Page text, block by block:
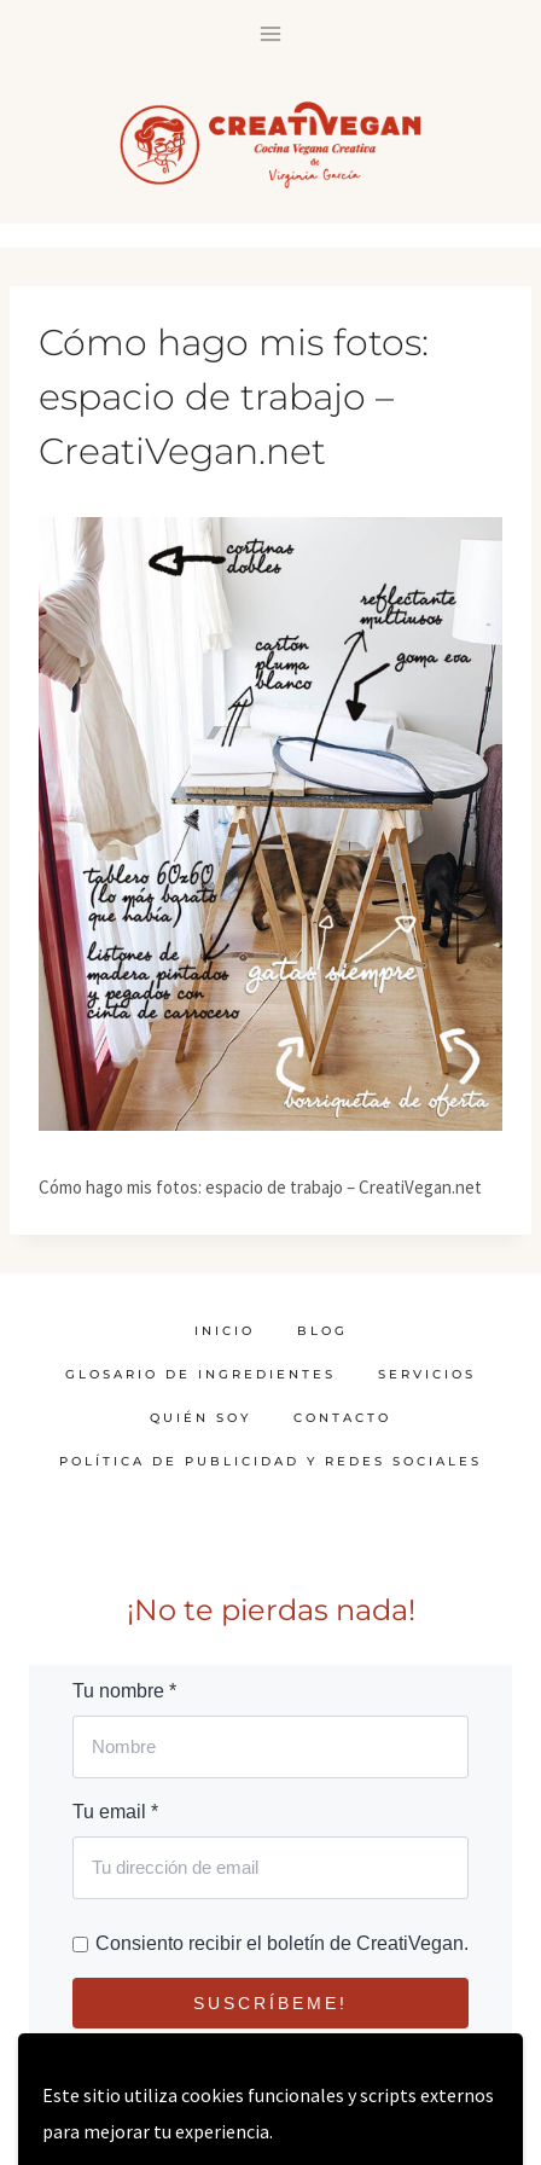
Este sitio utiliza cookies funcionales y scripts externos
para mejorar tu experiencia.
Cómo hago mis fotos:
espacio de trabajo –
CreatiVegan.net
Cómo hago mis fotos: espacio de trabajo – CreatiVegan.net
INICIO BLOG
GLOSARIO DE INGREDIENTES SERVICIOS
QUIÉN SOY CONTACTO
POLÍTICA DE PUBLICIDAD Y REDES SOCIALES
¡No te pierdas nada!
Tu nombre *
Tu email *
Consiento recibir el boletín de CreatiVegan.
SUSCRÍBEME!